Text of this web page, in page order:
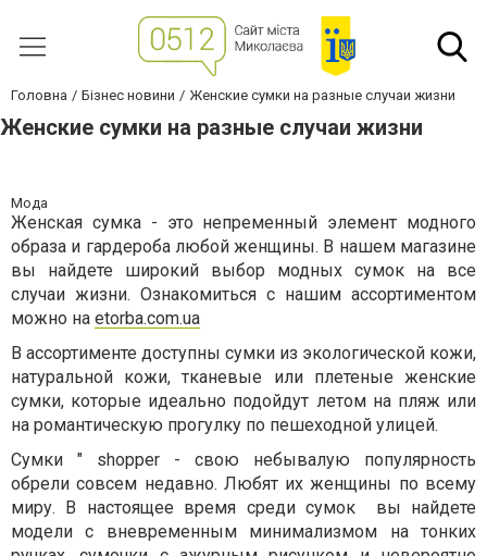
Головна Бізнес новини Женские сумки на разные случаи жизни
Женские сумки на разные случаи жизни
Мода
Женская сумка - это непременный элемент модного
образа и гардероба любой женщины. В нашем магазине
вы найдете широкий выбор модных сумок на все
случаи жизни. Ознакомиться с нашим ассортиментом
можно на etorba.com.ua
В ассортименте доступны сумки из экологической кожи,
натуральной кожи, тканевые или плетеные женские
сумки, которые идеально подойдут летом на пляж или
на романтическую прогулку по пешеходной улицей.
Сумки " shopper - свою небывалую популярность
обрели совсем недавно. Любят их женщины по всему
миру. В настоящее время среди сумок вы найдете
модели с вневременным минимализмом на тонких